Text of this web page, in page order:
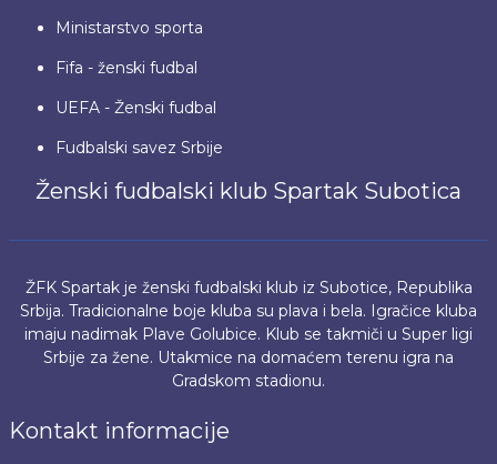
Ministarstvo sporta
Fifa - ženski fudbal
UEFA - Ženski fudbal
Fudbalski savez Srbije
Ženski fudbalski klub Spartak Subotica
ŽFK Spartak je ženski fudbalski klub iz Subotice, Republika
Srbija. Tradicionalne boje kluba su plava i bela. Igračice kluba
imaju nadimak Plave Golubice. Klub se takmiči u Super ligi
Srbije za žene. Utakmice na domaćem terenu igra na
Gradskom stadionu.
Kontakt informacije